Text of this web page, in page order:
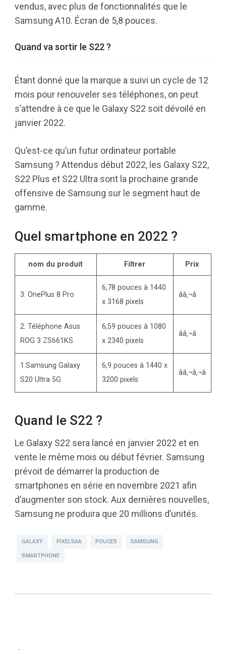
vendus, avec plus de fonctionnalités que le
Samsung A10. Écran de 5,8 pouces.
Quand va sortir le S22 ?
Étant donné que la marque a suivi un cycle de 12
mois pour renouveler ses téléphones, on peut
s’attendre à ce que le Galaxy S22 soit dévoilé en
janvier 2022.
Qu’est-ce qu’un futur ordinateur portable
Samsung ? Attendus début 2022, les Galaxy S22,
S22 Plus et S22 Ultra sont la prochaine grande
offensive de Samsung sur le segment haut de
gamme.
Quel smartphone en 2022 ?
nom du produit Filtrer Prix
3. OnePlus 8 Pro
6,78 pouces à 1440
x 3168 pixels
ââ‚¬â
2. Téléphone Asus
ROG 3 ZS661KS
6,59 pouces à 1080
x 2340 pixels
ââ‚¬â
1.Samsung Galaxy
S20 Ultra 5G
6,9 pouces à 1440 x
3200 pixels
ââ‚¬â‚¬â
Quand le S22 ?
Le Galaxy S22 sera lancé en janvier 2022 et en
vente le même mois ou début février. Samsung
prévoit de démarrer la production de
smartphones en série en novembre 2021 afin
d’augmenter son stock. Aux dernières nouvelles,
Samsung ne produira que 20 millions d’unités.
GALAXY PIXELSAA POUCES SAMSUNG
SMARTPHONE